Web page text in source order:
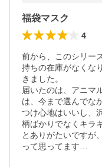
福袋マスク
4
前から、このシリー
持ちの在庫がなくな
きました。
届いたのは、アニマ
は、今まで選んでな
つけ心地はいいし、
柄ばかりでなくキラ
とありがたいですが
って思ってます…